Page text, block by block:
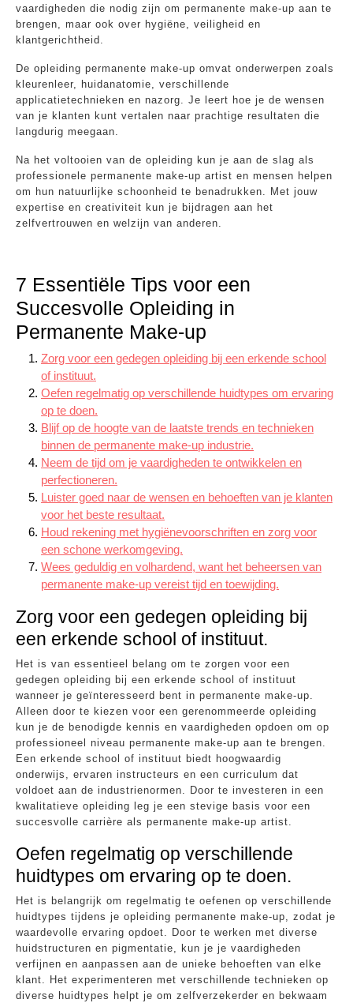
vaardigheden die nodig zijn om permanente make-up aan te
brengen, maar ook over hygiëne, veiligheid en
klantgerichtheid.
De opleiding permanente make-up omvat onderwerpen zoals
kleurenleer, huidanatomie, verschillende
applicatietechnieken en nazorg. Je leert hoe je de wensen
van je klanten kunt vertalen naar prachtige resultaten die
langdurig meegaan.
Na het voltooien van de opleiding kun je aan de slag als
professionele permanente make-up artist en mensen helpen
om hun natuurlijke schoonheid te benadrukken. Met jouw
expertise en creativiteit kun je bijdragen aan het
zelfvertrouwen en welzijn van anderen.
7 Essentiële Tips voor een
Succesvolle Opleiding in
Permanente Make-up
Zorg voor een gedegen opleiding bij een erkende school
of instituut.
Oefen regelmatig op verschillende huidtypes om ervaring
op te doen.
Blijf op de hoogte van de laatste trends en technieken
binnen de permanente make-up industrie.
Neem de tijd om je vaardigheden te ontwikkelen en
perfectioneren.
Luister goed naar de wensen en behoeften van je klanten
voor het beste resultaat.
Houd rekening met hygiënevoorschriften en zorg voor
een schone werkomgeving.
Wees geduldig en volhardend, want het beheersen van
permanente make-up vereist tijd en toewijding.
Zorg voor een gedegen opleiding bij
een erkende school of instituut.
Het is van essentieel belang om te zorgen voor een
gedegen opleiding bij een erkende school of instituut
wanneer je geïnteresseerd bent in permanente make-up.
Alleen door te kiezen voor een gerenommeerde opleiding
kun je de benodigde kennis en vaardigheden opdoen om op
professioneel niveau permanente make-up aan te brengen.
Een erkende school of instituut biedt hoogwaardig
onderwijs, ervaren instructeurs en een curriculum dat
voldoet aan de industrienormen. Door te investeren in een
kwalitatieve opleiding leg je een stevige basis voor een
succesvolle carrière als permanente make-up artist.
Oefen regelmatig op verschillende
huidtypes om ervaring op te doen.
Het is belangrijk om regelmatig te oefenen op verschillende
huidtypes tijdens je opleiding permanente make-up, zodat je
waardevolle ervaring opdoet. Door te werken met diverse
huidstructuren en pigmentatie, kun je je vaardigheden
verfijnen en aanpassen aan de unieke behoeften van elke
klant. Het experimenteren met verschillende technieken op
diverse huidtypes helpt je om zelfverzekerder en bekwaam